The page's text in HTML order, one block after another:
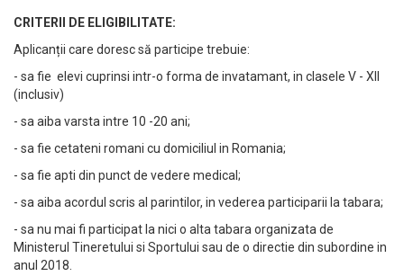
CRITERII DE ELIGIBILITATE:
Aplicanții care doresc să participe trebuie:
- sa fie elevi cuprinsi intr-o forma de invatamant, in clasele V - XII
(inclusiv)
- sa aiba varsta intre 10 -20 ani;
- sa fie cetateni romani cu domiciliul in Romania;
- sa fie apti din punct de vedere medical;
- sa aiba acordul scris al parintilor, in vederea participarii la tabara;
- sa nu mai fi participat la nici o alta tabara organizata de
Ministerul Tineretului si Sportului sau de o directie din subordine in
anul 2018.